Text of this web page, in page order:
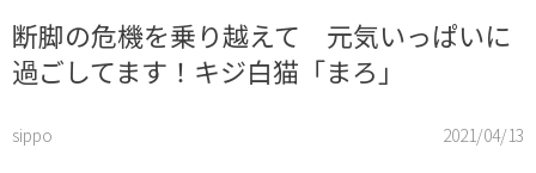
断脚の危機を乗り越えて 元気いっぱいに
過ごしてます！キジ白猫「まろ」
sippo 2021/04/13